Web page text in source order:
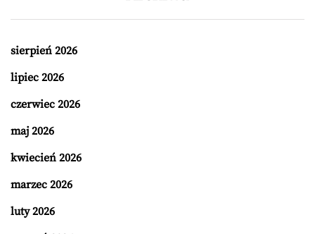
sierpień 2026
lipiec 2026
czerwiec 2026
maj 2026
kwiecień 2026
marzec 2026
luty 2026